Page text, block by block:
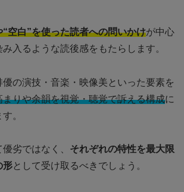
“空白”を使った読者への問いかけが中心
入るような読後感をもたらします。
の演技・音楽・映像美といった要素を
まりや余韻を視覚・聴覚で訴える構成に
。
劣ではなく、 それぞれの特性を最大限
形として受け取るべきでしょう。